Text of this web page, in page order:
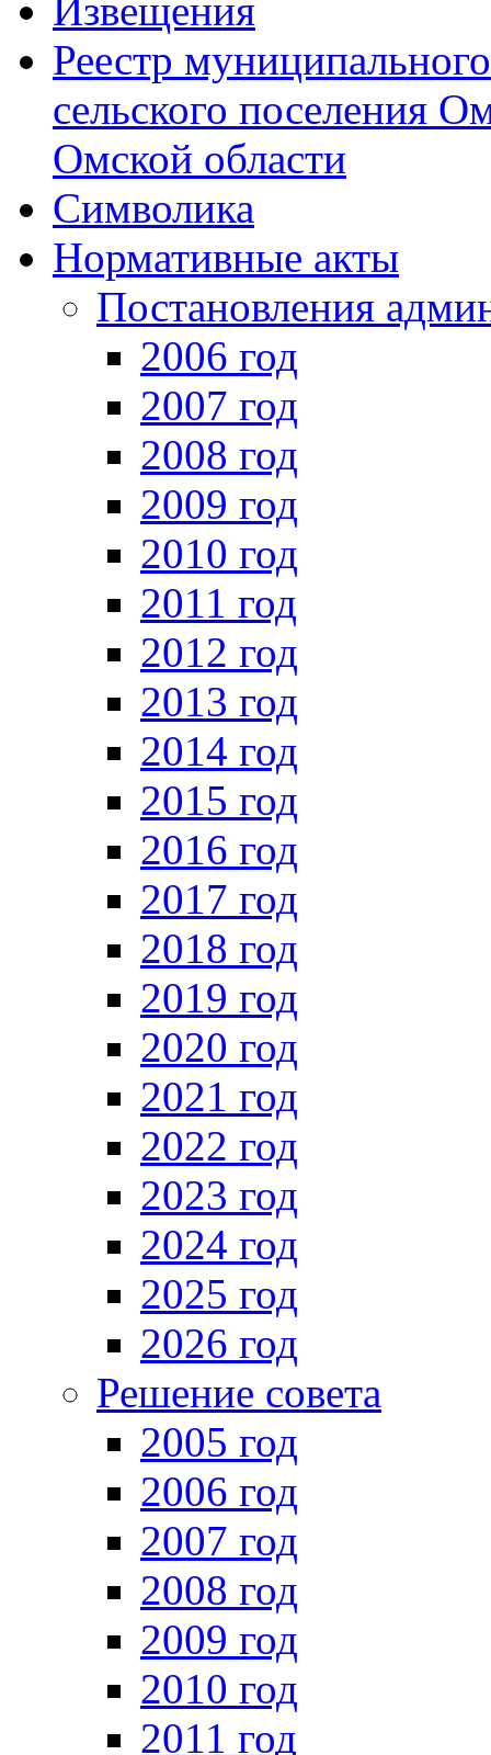
Извещения
Реестр
сельского поселения
Омской области
Символика
Нормативные акты
Постановления
2006 год
2007 год
2008 год
2009 год
2010 год
2011 год
2012 год
2013 год
2014 год
2015 год
2016 год
2017 год
2018 год
2019 год
2020 год
2021 год
2022 год
2023 год
2024 год
2025 год
2026 год
Решение совета
2005 год
2006 год
2007 год
2008 год
2009 год
2010 год
2011 год